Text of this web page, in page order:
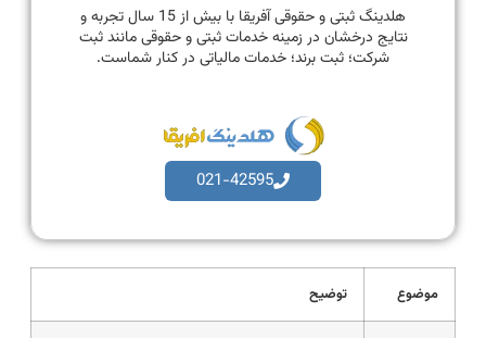
هلدینگ ثبتی و حقوقی آفریقا با بیش از 15 سال تجربه و
نتایج درخشان در زمینه خدمات ثبتی و حقوقی مانند ثبت
شرکت؛ ثبت برند؛ خدمات مالیاتی در کنار شماست.
021-42595
موضوع توضیح